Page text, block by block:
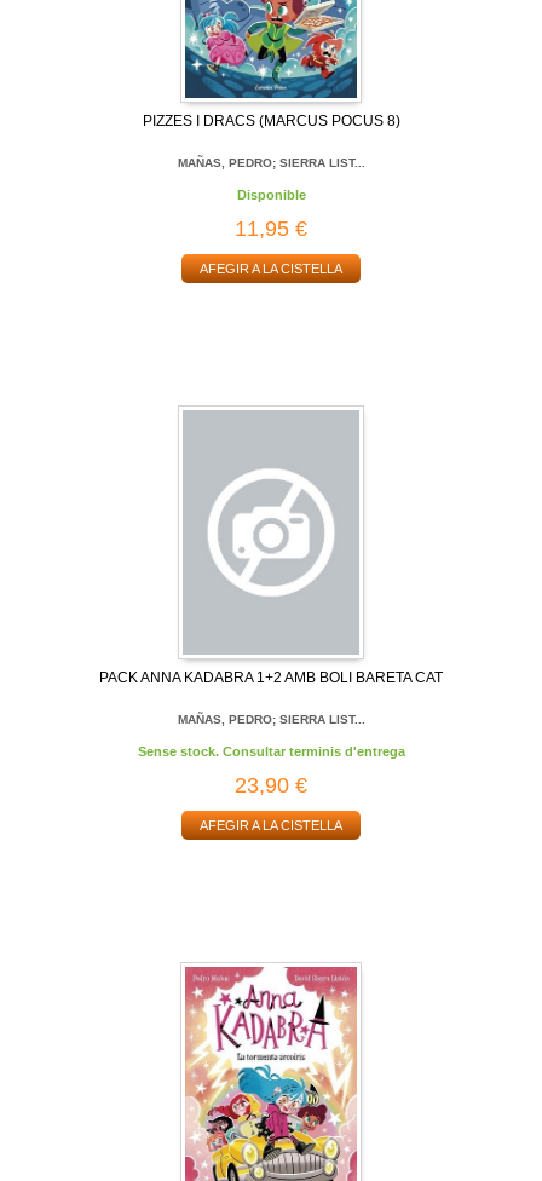
PIZZES I DRACS (MARCUS POCUS 8)
MAÑAS, PEDRO; SIERRA LIST...
Disponible
11,95 €
AFEGIR A LA CISTELLA
PACK ANNA KADABRA 1+2 AMB BOLI BARETA CAT
MAÑAS, PEDRO; SIERRA LIST...
Sense stock. Consultar terminis d'entrega
23,90 €
AFEGIR A LA CISTELLA